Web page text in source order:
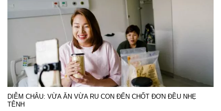
DIỄM CHÂU: VỪA ĂN VỪA RU CON ĐẾN CHỐT ĐƠN ĐỀU NHẸ
TÊNH